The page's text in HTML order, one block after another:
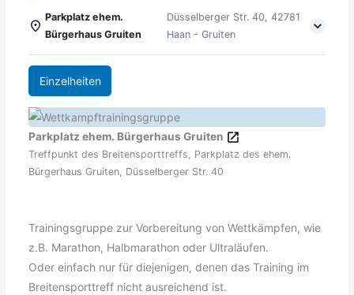
Parkplatz ehem.
Bürgerhaus Gruiten
Düsselberger Str. 40, 42781
Haan - Gruiten
Einzelheiten
Parkplatz ehem. Bürgerhaus Gruiten
Treffpunkt des Breitensporttreffs, Parkplatz des ehem.
Bürgerhaus Gruiten, Düsselberger Str. 40
Trainingsgruppe zur Vorbereitung von Wettkämpfen, wie
z.B. Marathon, Halbmarathon oder Ultraläufen.
Oder einfach nur für diejenigen, denen das Training im
Breitensporttreff nicht ausreichend ist.